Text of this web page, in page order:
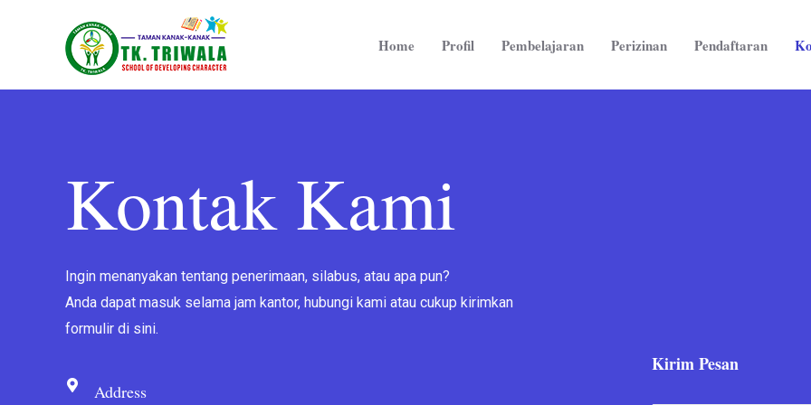
Home Profil Pembelajaran Perizinan Pendaftaran
Kontak Kami
Ingin menanyakan tentang penerimaan, silabus, atau apa pun?
Anda dapat masuk selama jam kantor, hubungi kami atau cukup kirimkan
formulir di sini.
Address
Kirim Pesan